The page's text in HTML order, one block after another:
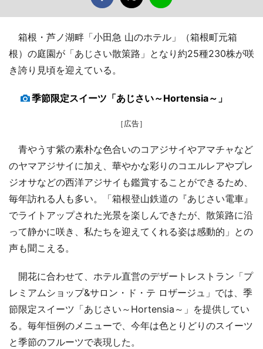
箱根・芦ノ湖畔「小田急 山のホテル」（箱根町元箱
根）の庭園が「あじさい散策路」となり約25種230株が咲
き誇り見頃を迎えている。
季節限定スイーツ「あじさい～Hortensia～」
［広告］
青やうす紫の素朴な色合いのコアジサイやアマチャなど
のヤマアジサイに加え、華やかな彩りのコエルレアやプレ
ジオサなどの西洋アジサイも鑑賞することができるため、
毎年訪れる人も多い。「箱根登山鉄道の『あじさい電車』
でライトアップされた光景を楽しんできたが、散策路に沿
って静かに咲き、私たちを迎えてくれる姿は感動的」との
声も聞こえる。
開花に合わせて、ホテル直営のデザートレストラン「プ
レミアムショップ&サロン・ド・テ ロザージュ」では、季
節限定スイーツ「あじさい～Hortensia～」を提供してい
る。毎年恒例のメニューで、今年は色とりどりのスイーツ
と季節のフルーツで表現した。